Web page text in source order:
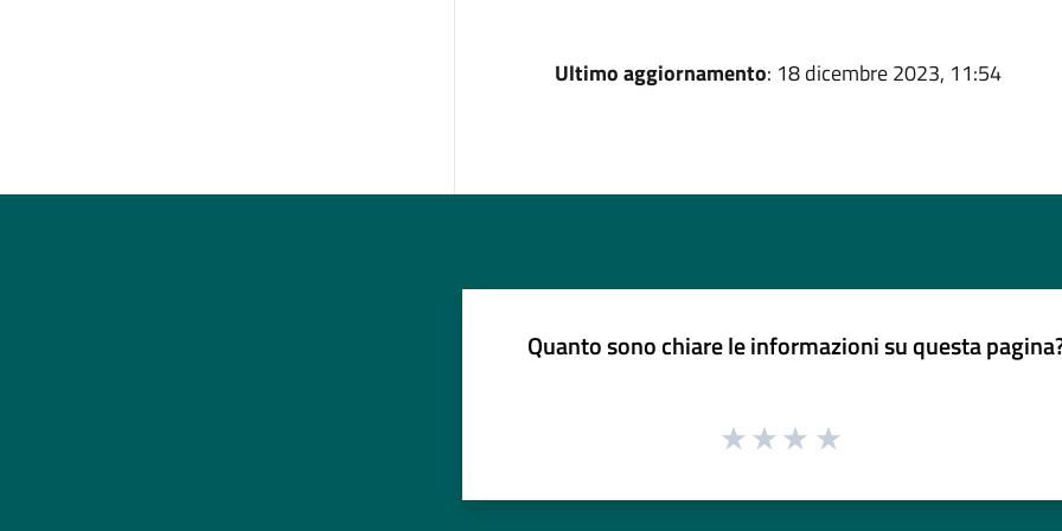
Ultimo aggiornamento: 18 dicembre 2023, 11:54
Quanto sono chiare le informazioni su questa